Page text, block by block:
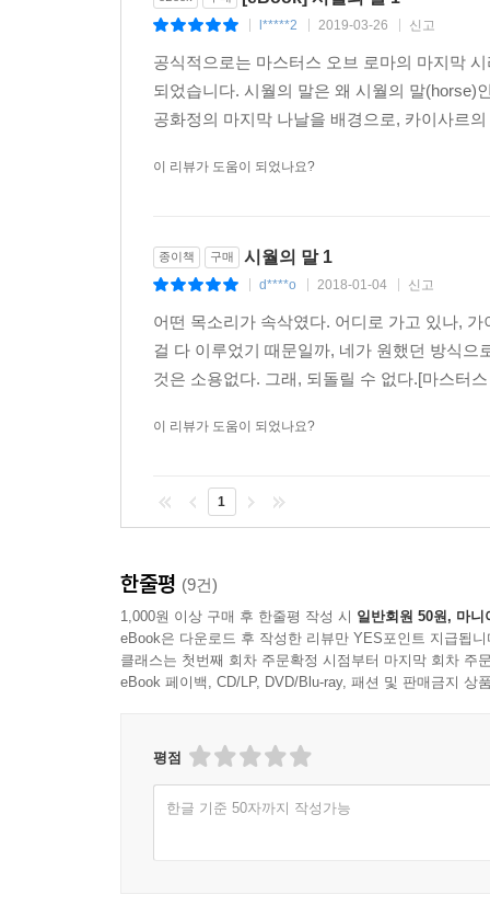
l*****2 2019-03-26 신고
공식적으로는 마스터스 오브 로마의 마지막
되었습니다. 시월의 말은 왜 시월의 말(horse)
공화정의 마지막 나날을 배경으로, 카이사르
이 리뷰가 도움이 되었나요?
종이책 구매 시월의 말 1
d****o 2018-01-04 신고
어떤 목소리가 속삭였다. 어디로 가고 있나,
걸 다 이루었기 때문일까, 네가 원했던 방식
것은 소용없다. 그래, 되돌릴 수 없다.[마스터
이 리뷰가 도움이 되었나요?
1
한줄평 (9건)
1,000원 이상 구매 후 한줄평 작성 시 일반회원 50원, 마니
eBook은 다운로드 후 작성한 리뷰만 YES포인트 지급됩니
클래스는 첫번째 회차 주문확정 시점부터 마지막 회차 주
eBook 페이백, CD/LP, DVD/Blu-ray, 패션 및 판매금지 상
평점
한글 기준 50자까지 작성가능